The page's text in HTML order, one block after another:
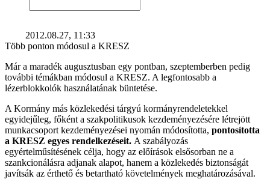
2012.08.27, 11:33
Több ponton módosul a KRESZ
Már a maradék augusztusban egy pontban, szeptemberben pedig
további témákban módosul a KRESZ. A legfontosabb a
lézerblokkolók használatának büntetése.
A Kormány más közlekedési tárgyú kormányrendeletekkel
egyidejűleg, főként a szakpolitikusok kezdeményezésére létrejött
munkacsoport kezdeményezései nyomán módosította, pontosította
a KRESZ egyes rendelkezéseit. A szabályozás
egyértelműsítésének célja, hogy az előírások elsősorban ne a
szankcionálásra adjanak alapot, hanem a közlekedés biztonságát
javítsák az érthető és betartható követelmények meghatározásával.